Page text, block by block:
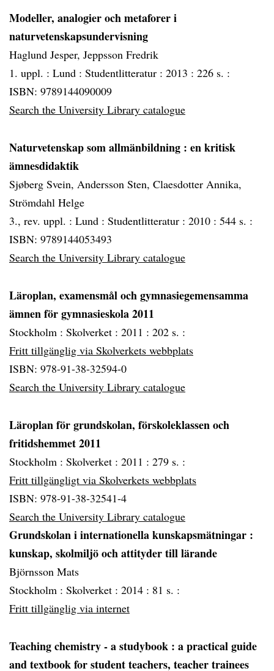
Modeller, analogier och metaforer i
naturvetenskapsundervisning
Haglund Jesper, Jeppsson Fredrik
1. uppl. : Lund : Studentlitteratur : 2013 : 226 s. :
ISBN: 9789144090009
Search the University Library catalogue
Naturvetenskap som allmänbildning : en kritisk
ämnesdidaktik
Sjøberg Svein, Andersson Sten, Claesdotter Annika,
Strömdahl Helge
3., rev. uppl. : Lund : Studentlitteratur : 2010 : 544 s. :
ISBN: 9789144053493
Search the University Library catalogue
Läroplan, examensmål och gymnasiegemensamma
ämnen för gymnasieskola 2011
Stockholm : Skolverket : 2011 : 202 s. :
Fritt tillgänglig via Skolverkets webbplats
ISBN: 978-91-38-32594-0
Search the University Library catalogue
Läroplan för grundskolan, förskoleklassen och
fritidshemmet 2011
Stockholm : Skolverket : 2011 : 279 s. :
Fritt tillgängligt via Skolverkets webbplats
ISBN: 978-91-38-32541-4
Search the University Library catalogue
Grundskolan i internationella kunskapsmätningar :
kunskap, skolmiljö och attityder till lärande
Björnsson Mats
Stockholm : Skolverket : 2014 : 81 s. :
Fritt tillgänglig via internet
Teaching chemistry - a studybook : a practical guide
and textbook for student teachers, teacher trainees